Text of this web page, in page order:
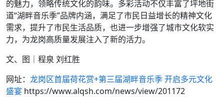
的魅力，领略传统文化的韵味。多彩活动不仅丰富了坪地街
道“湖畔音乐季”品牌内涵，满足了市民日益增长的精神文化
需求，提升了市民生活品质，也进一步增强了城市文化软实
力，为龙岗高质量发展注入了新的活力。
文、图｜程泉 刘红胜
网址： 龙岗区首届荷花赏+第三届湖畔音乐季 开启多元文化
盛宴 https://www.alqsh.com/news/view/201172